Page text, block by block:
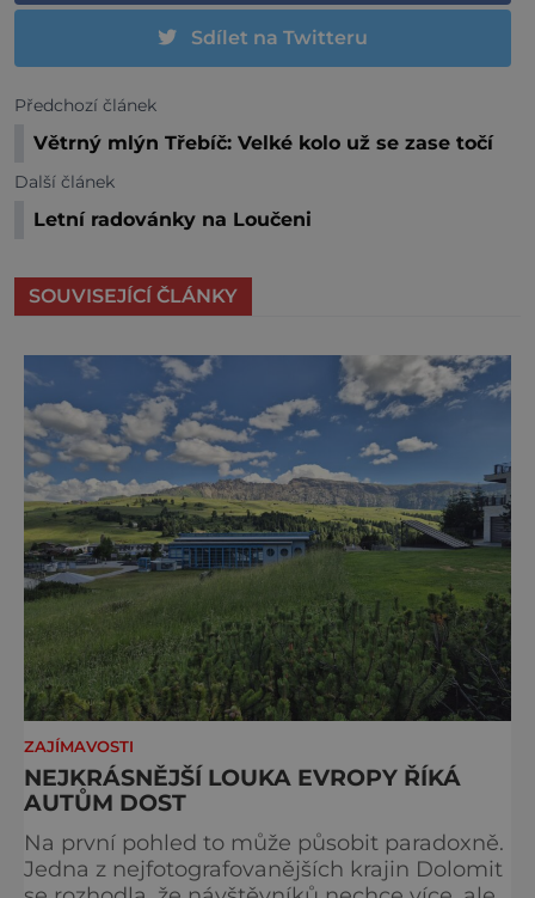
Sdílet na Twitteru
Předchozí článek
Větrný mlýn Třebíč: Velké kolo už se zase točí
Další článek
Letní radovánky na Loučeni
SOUVISEJÍCÍ ČLÁNKY
ZAJÍMAVOSTI
NEJKRÁSNĚJŠÍ LOUKA EVROPY ŘÍKÁ
AUTŮM DOST
Na první pohled to může působit paradoxně.
Jedna z nejfotografovanějších krajin Dolomit